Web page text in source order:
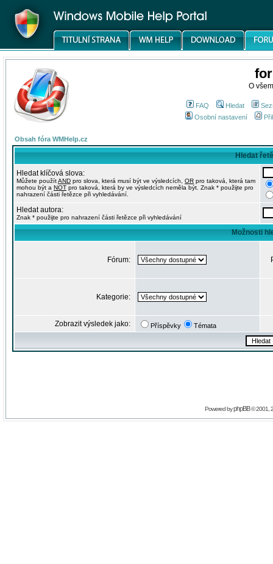
O
FAQ Hledat
Osobní nastavení
Obsah fóra WMHelp.cz
Hledat
Hledat klíčová slova:
Můžete použítAND pro slova, která musí být ve výsledcích, OR pro taková, která tam
mohou být a NOT pro taková, která by ve výsledcích neměla být. Znak * použijte pro
nahrazení části řetězce při vyhledávání.
Hledat autora:
Znak * použijte pro nahrazení části řetězce při vyhledávání
Možnosti
Fórum:
Kategorie:
Zobrazit výsledek jako: Příspěvky Témata
Powered byphpBB© 2001,